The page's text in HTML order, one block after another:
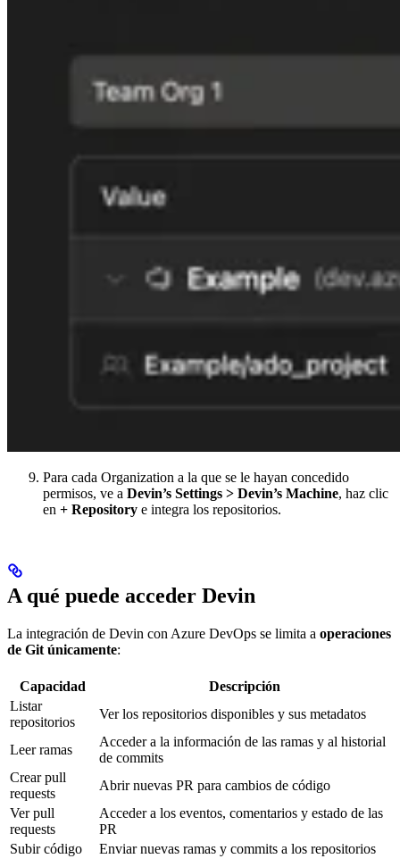
Para cada Organization a la que se le hayan concedido
permisos, ve a Devin’s Settings > Devin’s Machine, haz clic
en + Repository e integra los repositorios.
A qué puede acceder Devin
La integración de Devin con Azure DevOps se limita a operaciones
de Git únicamente:
Capacidad
Descripción
Listar
repositorios
Ver los repositorios disponibles y sus metadatos
Leer ramas
Acceder a la información de las ramas y al historial
de commits
Crear pull
requests
Abrir nuevas PR para cambios de código
Ver pull
requests
Acceder a los eventos, comentarios y estado de las
PR
Subir código
Enviar nuevas ramas y commits a los repositorios